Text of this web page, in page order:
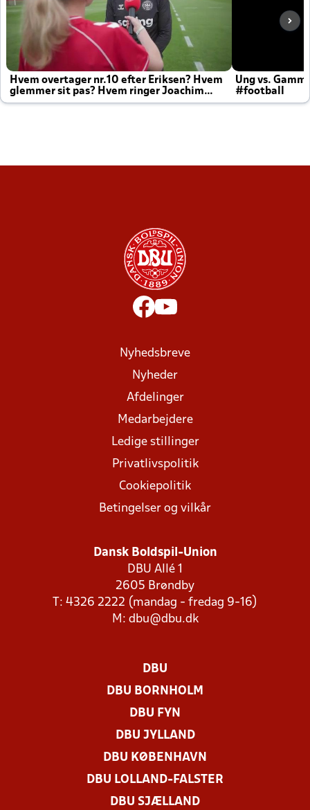
Hvem overtager nr.10 efter Eriksen? Hvem
glemmer sit pas? Hvem ringer Joachim
altid til efter kampe?
Ung vs.
#football
Nyhedsbreve
Nyheder
Afdelinger
Medarbejdere
Ledige stillinger
Privatlivspolitik
Cookiepolitik
Betingelser og vilkår
Dansk Boldspil-Union
DBU Allé 1
2605 Brøndby
T: 4326 2222 (mandag - fredag 9-16)
M: dbu@dbu.dk
DBU
DBU BORNHOLM
DBU FYN
DBU JYLLAND
DBU KØBENHAVN
DBU LOLLAND-FALSTER
DBU SJÆLLAND